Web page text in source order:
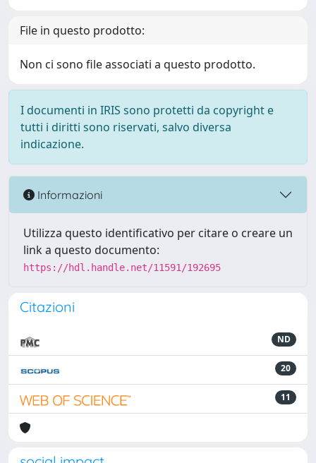
File in questo prodotto:
Non ci sono file associati a questo prodotto.
I documenti in IRIS sono protetti da copyright e
tutti i diritti sono riservati, salvo diversa
indicazione.
Informazioni
Utilizza questo identificativo per citare o creare un
link a questo documento:
https://hdl.handle.net/11591/192695
Citazioni
ND
20
11